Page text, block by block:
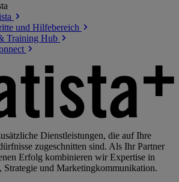
und Hilfebereich
Training Hub
Dienstleistungen, die auf Ihre
zugeschnitten sind. Als Ihr Partner
Erfolg kombinieren wir Expertise in
Strategie und Marketingkommunikation.